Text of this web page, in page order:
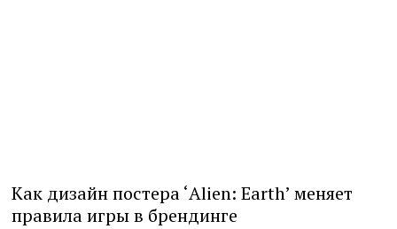
Как дизайн постера ‘Alien: Earth’ меняет
правила игры в брендинге